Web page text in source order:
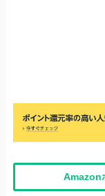
Amazon